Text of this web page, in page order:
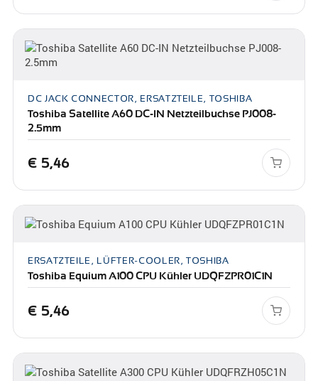
DC JACK CONNECTOR, ERSATZTEILE, TOSHIBA
Toshiba Satellite A60 DC-IN Netzteilbuchse PJ008-
2.5mm
€ 5,46
ERSATZTEILE, LÜFTER-COOLER, TOSHIBA
Toshiba Equium A100 CPU Kühler UDQFZPR01C1N
€ 5,46